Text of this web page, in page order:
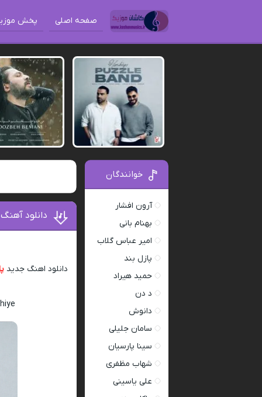
صفحه اصلی پخش
دانلود
دانلود اهنگ جدید
خوانندگان
آرون افشار
بهنام بانی
امیر عباس گلاب
پازل بند
حمید هیراد
د دن
دانوش
سامان جلیلی
سینا پارسیان
شهاب مظفری
علی یاسینی